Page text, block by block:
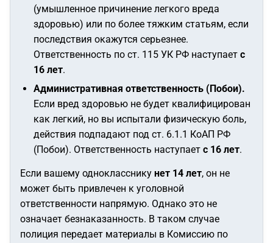
(умышленное причинение легкого вреда
здоровью) или по более тяжким статьям, если
последствия окажутся серьезнее.
Ответственность по ст. 115 УК РФ наступает с
16 лет.
Административная ответственность (Побои).
Если вред здоровью не будет квалифицирован
как легкий, но вы испытали физическую боль,
действия подпадают под ст. 6.1.1 КоАП РФ
(Побои). Ответственность наступает с 16 лет.
Если вашему однокласснику нет 14 лет, он не
может быть привлечен к уголовной
ответственности напрямую. Однако это не
означает безнаказанность. В таком случае
полиция передает материалы в Комиссию по